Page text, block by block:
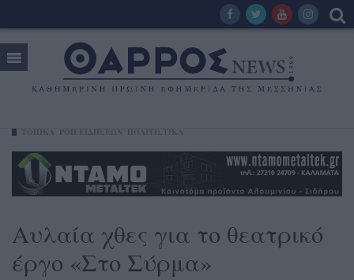
Αυλαία χθες για το θεατρικό
έργο «Στο Σύρμα»